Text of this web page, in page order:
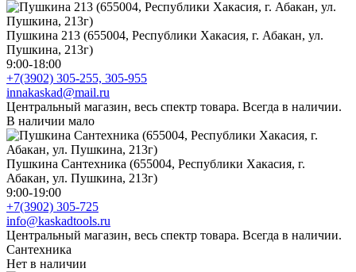
Пушкина 213 (655004, Республики Хакасия, г. Абакан, ул.
Пушкина, 213г)
9:00-18:00
+7(3902) 305-255, 305-955
innakaskad@mail.ru
Центральный магазин, весь спектр товара. Всегда в наличии.
В наличии мало
Пушкина Сантехника (655004, Республики Хакасия, г.
Абакан, ул. Пушкина, 213г)
9:00-19:00
+7(3902) 305-725
info@kaskadtools.ru
Центральный магазин, весь спектр товара. Всегда в наличии.
Сантехника
Нет в наличии